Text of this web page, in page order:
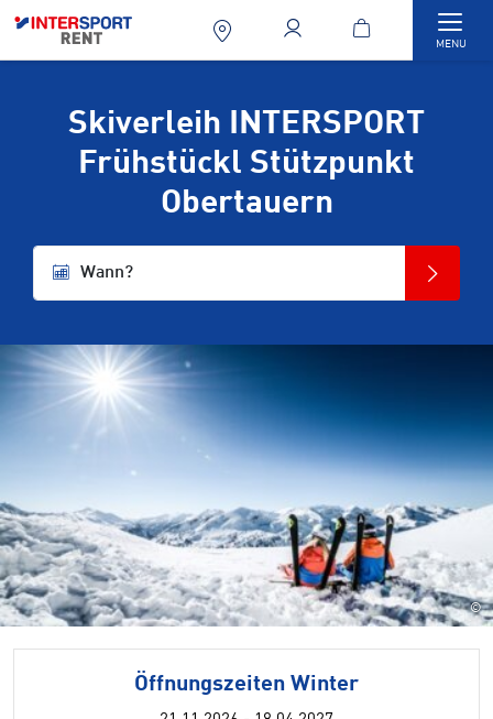
MENU
Skiverleih INTERSPORT
Frühstückl Stützpunkt
Obertauern
Wann?
©
Öffnungszeiten Winter